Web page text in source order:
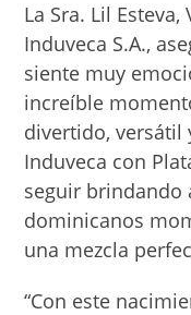
La Sra. Lil
Induveca S.A.,
siente muy
increíble
divertido, versátil
Induveca con
seguir brindando
dominicanos
una mezcla
“Con este